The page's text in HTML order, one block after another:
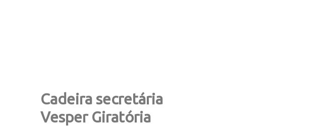
Cadeira secretária
Vesper Giratória